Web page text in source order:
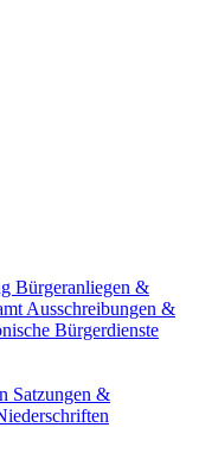
Bürgeranliegen &
Ausschreibungen &
Bürgerdienste
Satzungen &